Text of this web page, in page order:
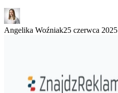
Angelika Woźniak25 czerwca 2025